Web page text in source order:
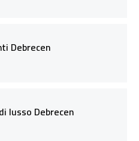
Debrecen
lusso Debrecen